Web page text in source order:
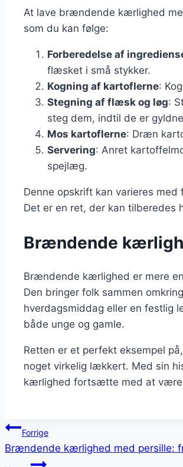
At lave brændende kærlighed
som du kan følge:
Forberedelse af
flæsket i små stykker.
Kogning af kartoflerne:
Stegning af flæsk og løg:
steg dem, indtil de er
Mos kartoflerne: Dræn
Servering: Anret
spejlæg.
Denne opskrift kan varieres
Det er en ret, der kan tilberedes
Brændende
Brændende kærlighed er mere
Den bringer folk sammen
hverdagsmiddag eller en
både unge og gamle.
Retten er et perfekt eksempel
noget virkelig lækkert. Med sin
kærlighed fortsætte med at være
Indlægsnavigation
Forrige
Brændende kærlighed med persille: